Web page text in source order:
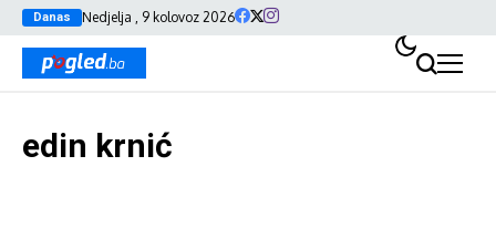
Danas Nedjelja , 9 kolovoz 2026
edin krnić